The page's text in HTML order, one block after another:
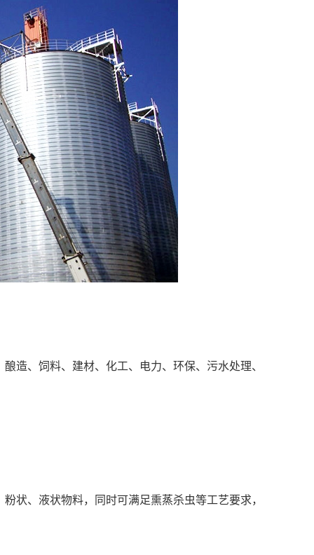
造、饲料、建材、化工、电力、环保、污水处理、
状、液状物料，同时可满足熏蒸杀虫等工艺要求，